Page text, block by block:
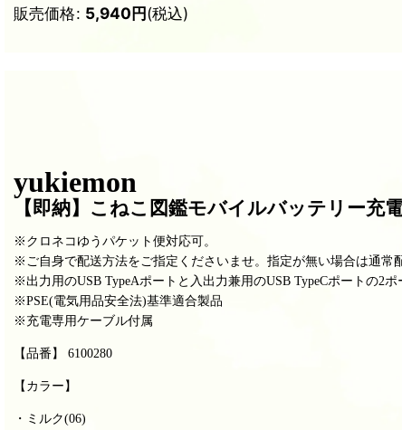
販売価格: 5,940円(税込)
yukiemon
【即納】こねこ図鑑モバイルバッテリー充
※クロネコゆうパケット便対応可。
※ご自身で配送方法をご指定くださいませ。指定が無い場合は通常
※出力用のUSB TypeAポートと入出力兼用のUSB TypeCポートの2ポ
※PSE(電気用品安全法)基準適合製品
※充電専用ケーブル付属
【品番】 6100280
【カラー】
・ミルク(06)